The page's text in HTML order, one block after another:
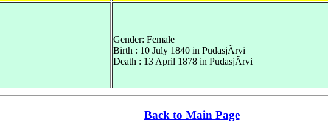
Gender: Female
Birth : 10 July 1840 in PudasjÃrvi
Death : 13 April 1878 in PudasjÃrvi
Back to Main Page